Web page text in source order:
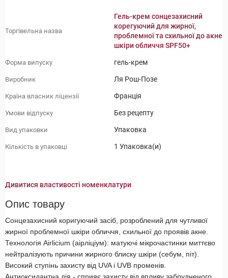
Торгівельна назва
Гель-крем сонцезахисний
корегуючий для жирної,
проблемної та схильної до акне
шкіри обличчя SPF50+
Форма випуску гель-крем
Виробник Ля Рош-Позе
Країна власник ліцензії Франція
Умови відпуску Без рецепту
Вид упаковки Упаковка
Кількість в упаковці 1 Упаковка(и)
Дивитися властивості номенклатури
Опис товару
Сонцезахисний коригуючий засіб, розроблений для чутливої ​​
жирної проблемної шкіри обличчя, схильної до проявів акне.
Технологія Аirlicium (аірліціум): матуючі мікрочастинки миттєво
нейтралізують причини жирного блиску шкіри (себум, піт).
Високий ступінь захисту від UVA і UVB променів.